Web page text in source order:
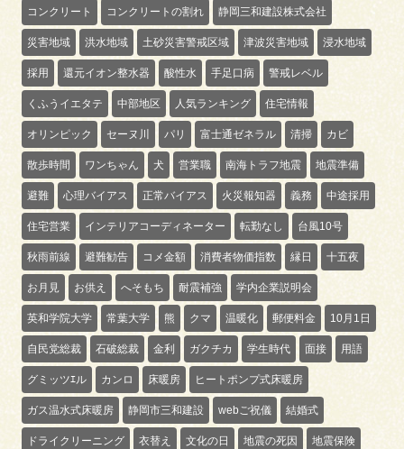
コンクリート コンクリートの割れ 静岡三和建設株式会社
災害地域 洪水地域 土砂災害警戒区域 津波災害地域 浸水地域
採用 還元イオン整水器 酸性水 手足口病 警戒レベル
くふうイエタテ 中部地区 人気ランキング 住宅情報
オリンピック セーヌ川 パリ 富士通ゼネラル 清掃 カビ
散歩時間 ワンちゃん 犬 営業職 南海トラフ地震 地震準備
避難 心理バイアス 正常バイアス 火災報知器 義務 中途採用
住宅営業 インテリアコーディネーター 転勤なし 台風10号
秋雨前線 避難勧告 コメ金額 消費者物価指数 縁日 十五夜
お月見 お供え へそもち 耐震補強 学内企業説明会
英和学院大学 常葉大学 熊 クマ 温暖化 郵便料金 10月1日
自民党総裁 石破総裁 金利 ガクチカ 学生時代 面接 用語
グミッツｴル カンロ 床暖房 ヒートポンプ式床暖房
ガス温水式床暖房 静岡市三和建設 webご祝儀 結婚式
ドライクリーニング 衣替え 文化の日 地震の死因 地震保険